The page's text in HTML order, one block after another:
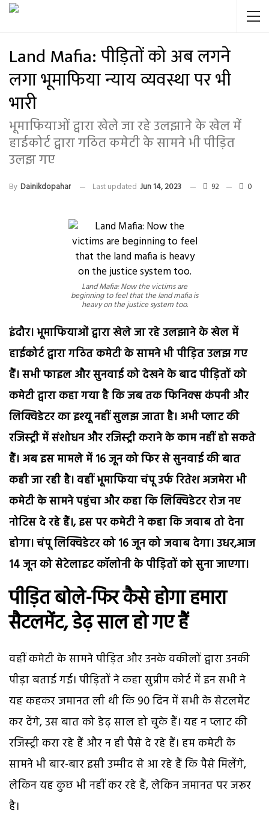
Land Mafia: पीड़ितों को अब लगने
लगा भूमाफिया न्याय व्यवस्था पर भी
भारी
भूमाफियाओं द्वारा खेले जा रहे उलझाने के खेल में
हाईकोर्ट द्वारा गठित कमेटी के सामने भी पीड़ित
उलझ गए
By Dainikdopahar Last updated Jun 14, 2023 92 0
Land Mafia: Now the victims are
beginning to feel that the land mafia is
heavy on the justice system too.
इंदौर। भूमाफियाओं द्वारा खेले जा रहे उलझाने के खेल में
हाईकोर्ट द्वारा गठित कमेटी के सामने भी पीड़ित उलझ गए
हैं। सभी फाइल और सुनवाई को देखने के बाद पीड़ितों को
कमेटी द्वारा कहा गया है कि जब तक फिनिक्स कंपनी और
लिक्विडेटर का इश्यू नहीं सुलझ जाता है। अभी प्लाट की
रजिस्ट्री में संशोधन और रजिस्ट्री कराने के काम नहीं हो सकते
हैं। अब इस मामले में 16 जून को फिर से सुनवाई की बात
कही जा रही है। वहीं भूमाफिया चंपू उर्फ रितेश अजमेरा भी
कमेटी के सामने पहुंचा और कहा कि लिक्विडेटर रोज नए
नोटिस दे रहे हैं।, इस पर कमेटी ने कहा कि जवाब तो देना
होगा। चंपू लिक्विडेटर को 16 जून को जवाब देगा। उधर,आज
14 जून को सेटेलाइट कॉलोनी के पीड़ितों को सुना जाएगा।
पीड़ित बोले-फिर कैसे होगा हमारा
सैटलमेंट, डेढ़ साल हो गए हैं
वहीं कमेटी के सामने पीड़ित और उनके वकीलों द्वारा उनकी
पीड़ा बताई गई। पीड़ितों ने कहा सुप्रीम कोर्ट में इन सभी ने
यह कहकर जमानत ली थी कि 90 दिन में सभी के सेटलमेंट
कर देंगे, उस बात को डेढ़ साल हो चुके हैं। यह न प्लाट की
रजिस्ट्री करा रहे हैं और न ही पैसे दे रहे हैं। हम कमेटी के
सामने भी बार-बार इसी उम्मीद से आ रहे हैं कि पैसे मिलेंगे,
लेकिन यह कुछ भी नहीं कर रहे हैं, लेकिन जमानत पर जरूर
है।